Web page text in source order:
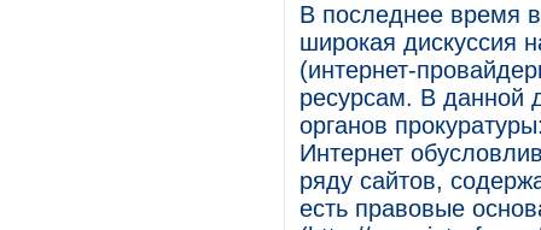
В последнее время
широкая дискуссия
(интернет-
ресурсам. В данной
органов
Интернет
ряду сайтов,
есть правовые